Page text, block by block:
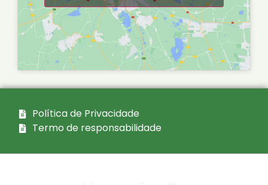
Política de Privacidade
Termo de responsabilidade